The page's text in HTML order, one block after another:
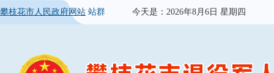
攀枝花市人民政府网站 站群 今天是： 2026年8月6日 星期四